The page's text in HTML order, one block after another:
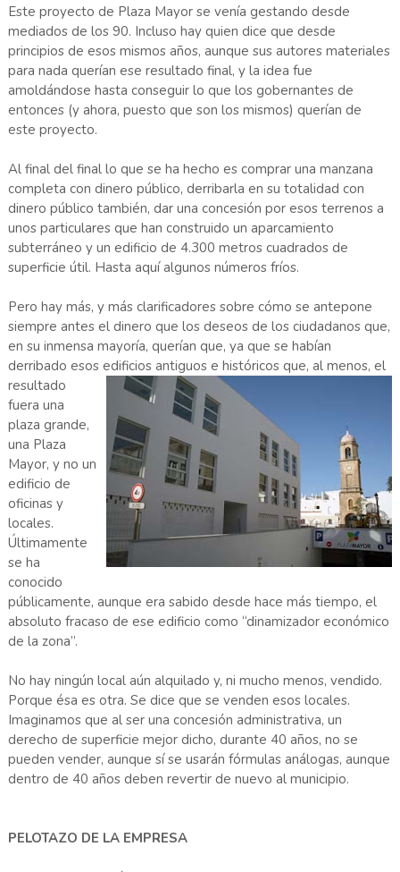
Este proyecto de Plaza Mayor se venía gestando desde
mediados de los 90. Incluso hay quien dice que desde
principios de esos mismos años, aunque sus autores materiales
para nada querían ese resultado final, y la idea fue
amoldándose hasta conseguir lo que los gobernantes de
entonces (y ahora, puesto que son los mismos) querían de
este proyecto.
Al final del final lo que se ha hecho es comprar una manzana
completa con dinero público, derribarla en su totalidad con
dinero público también, dar una concesión por esos terrenos a
unos particulares que han construido un aparcamiento
subterráneo y un edificio de 4.300 metros cuadrados de
superficie útil. Hasta aquí algunos números fríos.
Pero hay más, y más clarificadores sobre cómo se antepone
siempre antes el dinero que los deseos de los ciudadanos que,
en su inmensa mayoría, querían que, ya que se habían
derribado esos edificios antiguos e históricos que, al menos, el
resultado
fuera una
plaza grande,
una Plaza
Mayor, y no un
edificio de
oficinas y
locales.
Últimamente
se ha
conocido
públicamente, aunque era sabido desde hace más tiempo, el
absoluto fracaso de ese edificio como “dinamizador económico
de la zona”.
No hay ningún local aún alquilado y, ni mucho menos, vendido.
Porque ésa es otra. Se dice que se venden esos locales.
Imaginamos que al ser una concesión administrativa, un
derecho de superficie mejor dicho, durante 40 años, no se
pueden vender, aunque sí se usarán fórmulas análogas, aunque
dentro de 40 años deben revertir de nuevo al municipio.
PELOTAZO DE LA EMPRESA